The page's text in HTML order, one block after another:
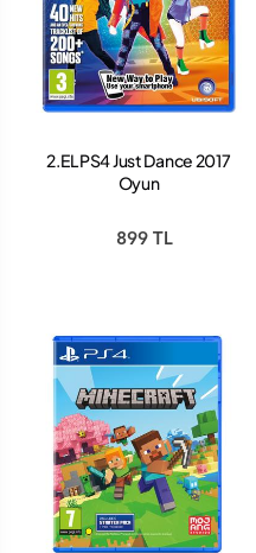
2.EL PS4 Just Dance 2017
Oyun
899 TL